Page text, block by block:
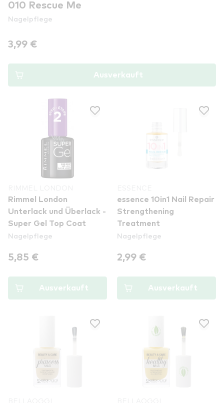
010 Rescue Me
Nagelpflege
3,99 €
Ausverkauft
Rimmel London
Unterlack und Überlack -
Super Gel Top Coat
Nagelpflege
5,85 €
Ausverkauft
essence 10in1 Nail Repair
Strengthening
Treatment
Nagelpflege
2,99 €
Ausverkauft